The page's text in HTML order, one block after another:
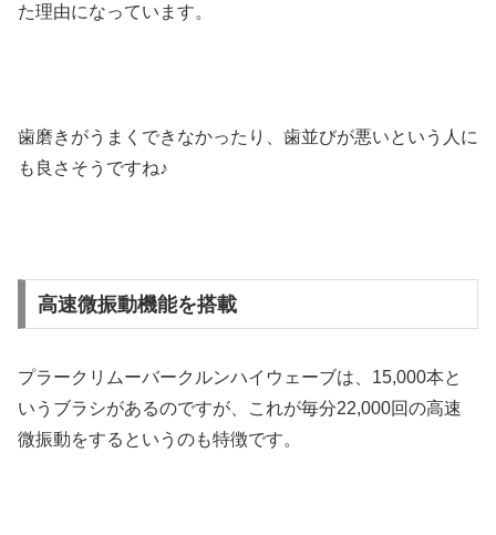
た理由になっています。
歯磨きがうまくできなかったり、歯並びが悪いという人に
も良さそうですね♪
高速微振動機能を搭載
プラークリムーバークルンハイウェーブは、15,000本と
いうブラシがあるのですが、これが毎分22,000回の高速
微振動をするというのも特徴です。